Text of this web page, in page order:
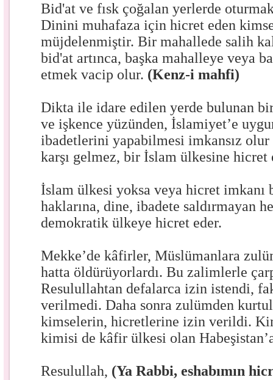
Bid'at ve fısk çoğalan yerlerde
Dinini muhafaza için hicret eden
müjdelenmiştir. Bir mahallede salih
bid'at artınca, başka mahalleye veya
etmek vacip olur. (Kenz-i mahfi)
Dikta ile idare edilen yerde bulunan
ve işkence yüzünden, İslamiyet’e
ibadetlerini yapabilmesi imkansız
karşı gelmez, bir İslam ülkesine hicret
İslam ülkesi yoksa veya hicret imkanı
haklarına, dine, ibadete saldırmayan
demokratik ülkeye hicret eder.
Mekke’de kâfirler, Müslümanlara
hatta öldürüyorlardı. Bu zalimlerle
Resulullahtan defalarca izin istendi,
verilmedi. Daha sonra zulümden
kimselerin, hicretlerine izin verildi.
kimisi de kâfir ülkesi olan
Resulullah, (Ya Rabbi, eshabımın